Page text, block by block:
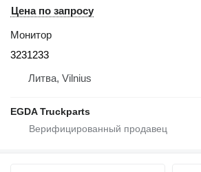
Цена по запросу
Монитор
3231233
Литва, Vilnius
EGDA Truckparts